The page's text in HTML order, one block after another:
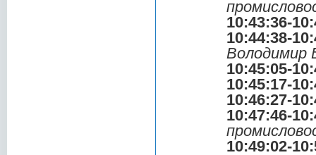
10:43:36-
10:44:38-
Володимир
10:45:05-
10:45:17-
10:46:27-
10:47:46-
10:49:02-